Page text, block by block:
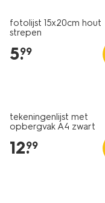
fotolijst 15x20cm hout
strepen
5.
99
tekeningenlijst met
opbergvak A4 zwart
12.
99